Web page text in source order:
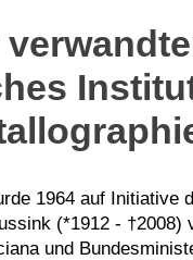
1964 auf Initiative
(*1912 - †2008)
und